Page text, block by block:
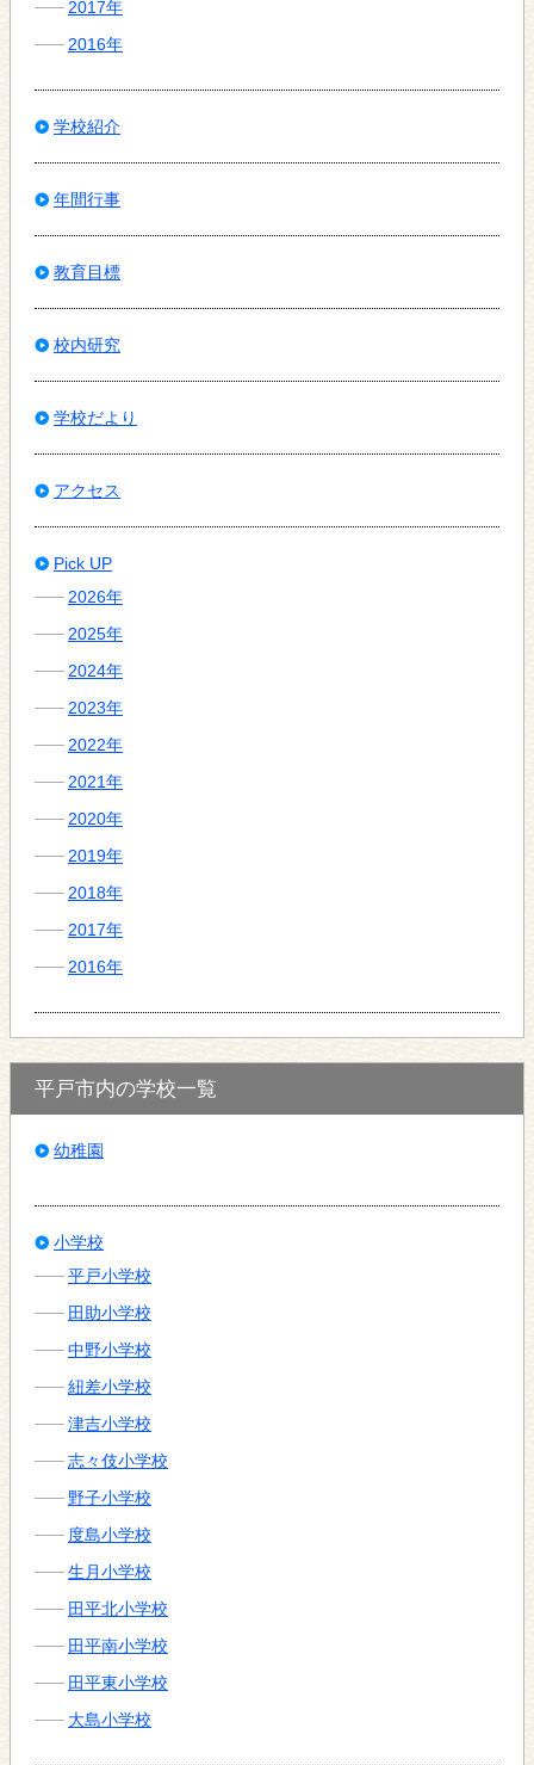
2017年
2016年
学校紹介
年間行事
教育目標
校内研究
学校だより
アクセス
Pick UP
2026年
2025年
2024年
2023年
2022年
2021年
2020年
2019年
2018年
2017年
2016年
平戸市内の学校一覧
幼稚園
小学校
平戸小学校
田助小学校
中野小学校
紐差小学校
津吉小学校
志々伎小学校
野子小学校
度島小学校
生月小学校
田平北小学校
田平南小学校
田平東小学校
大島小学校